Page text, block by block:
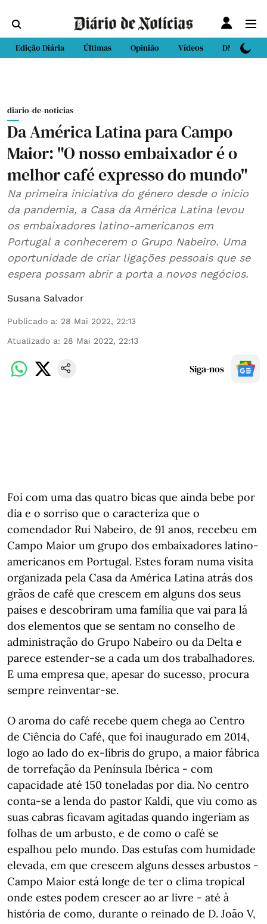
Edição Diária Últimas Opinião Vídeos DN Sport
diario-de-noticias
Da América Latina para Campo
Maior: "O nosso embaixador é o
melhor café expresso do mundo"
Na primeira iniciativa do género desde o início
da pandemia, a Casa da América Latina levou
os embaixadores latino-americanos em
Portugal a conhecerem o Grupo Nabeiro. Uma
oportunidade de criar ligações pessoais que se
espera possam abrir a porta a novos negócios.
Susana Salvador
Publicado a: 28 Mai 2022, 22:13
Atualizado a: 28 Mai 2022, 22:13
Siga-nos
Foi com uma das quatro bicas que ainda bebe por
dia e o sorriso que o caracteriza que o
comendador Rui Nabeiro, de 91 anos, recebeu em
Campo Maior um grupo dos embaixadores latino-
americanos em Portugal. Estes foram numa visita
organizada pela Casa da América Latina atrás dos
grãos de café que crescem em alguns dos seus
países e descobriram uma família que vai para lá
dos elementos que se sentam no conselho de
administração do Grupo Nabeiro ou da Delta e
parece estender-se a cada um dos trabalhadores.
E uma empresa que, apesar do sucesso, procura
sempre reinventar-se.
O aroma do café recebe quem chega ao Centro
de Ciência do Café, que foi inaugurado em 2014,
logo ao lado do ex-líbris do grupo, a maior fábrica
de torrefação da Península Ibérica - com
capacidade até 150 toneladas por dia. No centro
conta-se a lenda do pastor Kaldi, que viu como as
suas cabras ficavam agitadas quando ingeriam as
folhas de um arbusto, e de como o café se
espalhou pelo mundo. Das estufas com humidade
elevada, em que crescem alguns desses arbustos -
Campo Maior está longe de ter o clima tropical
onde estes podem crescer ao ar livre - até à
história de como, durante o reinado de D. João V,